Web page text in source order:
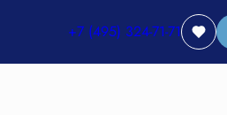
+7 (495) 324-71-71